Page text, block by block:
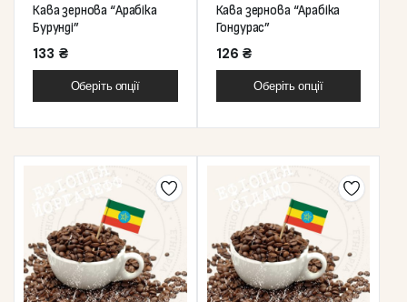
Кава зернова “Арабіка
Бурунді”
133 ₴
Оберіть опції
Кава зернова “Арабіка
Гондурас”
126₴
Оберіть опції